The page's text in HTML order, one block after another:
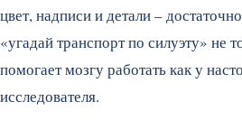
цвет, надписи и детали –
«угадай транспорт по силуэту» не
помогает мозгу работать как у
исследователя.